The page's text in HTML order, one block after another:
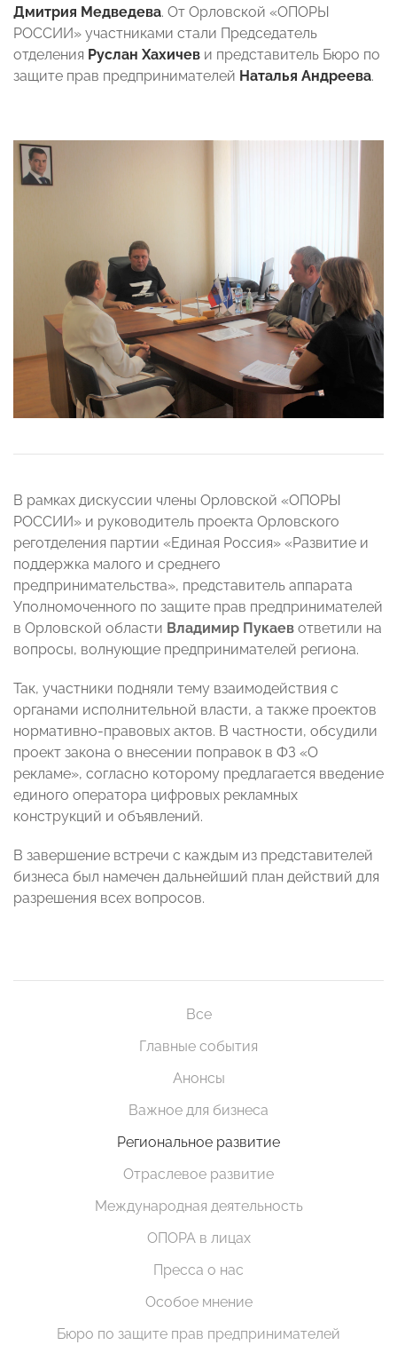
Дмитрия Медведева. От Орловской «ОПОРЫ
РОССИИ» участниками стали Председатель
отделения Руслан Хахичев и представитель Бюро по
защите прав предпринимателей Наталья Андреева.
В рамках дискуссии члены Орловской «ОПОРЫ
РОССИИ» и руководитель проекта Орловского
реготделения партии «Единая Россия» «Развитие и
поддержка малого и среднего
предпринимательства», представитель аппарата
Уполномоченного по защите прав предпринимателей
в Орловской области Владимир Пукаев ответили на
вопросы, волнующие предпринимателей региона.
Так, участники подняли тему взаимодействия с
органами исполнительной власти, а также проектов
нормативно-правовых актов. В частности, обсудили
проект закона о внесении поправок в ФЗ «О
рекламе», согласно которому предлагается введение
единого оператора цифровых рекламных
конструкций и объявлений.
В завершение встречи с каждым из представителей
бизнеса был намечен дальнейший план действий для
разрешения всех вопросов.
Все
Главные события
Анонсы
Важное для бизнеса
Региональное развитие
Отраслевое развитие
Международная деятельность
ОПОРА в лицах
Пресса о нас
Особое мнение
Бюро по защите прав предпринимателей